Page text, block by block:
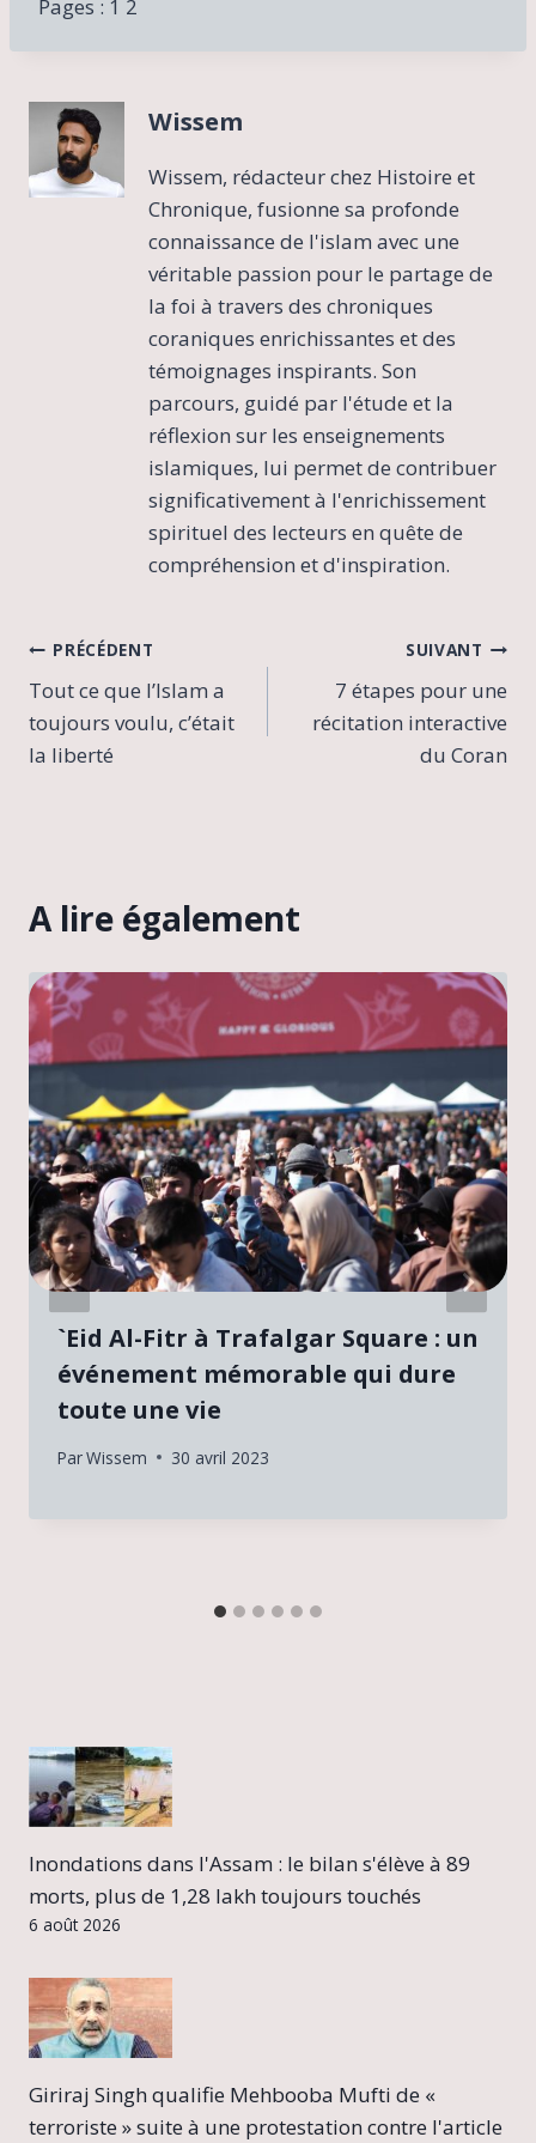
Pages : 1 2
Wissem
Wissem, rédacteur chez Histoire et
Chronique, fusionne sa profonde
connaissance de l'islam avec une
véritable passion pour le partage de
la foi à travers des chroniques
coraniques enrichissantes et des
témoignages inspirants. Son
parcours, guidé par l'étude et la
réflexion sur les enseignements
islamiques, lui permet de contribuer
significativement à l'enrichissement
spirituel des lecteurs en quête de
compréhension et d'inspiration.
Navigation
de
l’article
PRÉCÉDENT
Tout ce que l’Islam a
toujours voulu, c’était
la liberté
SUIVANT
7 étapes pour une
récitation interactive
du Coran
A lire également
`Eid Al-Fitr à Trafalgar Square : un
événement mémorable qui dure
toute une vie
ParWissem 30 avril 2023
Inondations dans l'Assam : le bilan s'élève à 89
morts, plus de 1,28 lakh toujours touchés
6 août 2026
Giriraj Singh qualifie Mehbooba Mufti de «
terroriste » suite à une protestation contre l'article